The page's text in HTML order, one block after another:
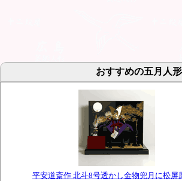
おすすめの五月人形
平安道斎作 北斗8号透かし金物兜月に松屏